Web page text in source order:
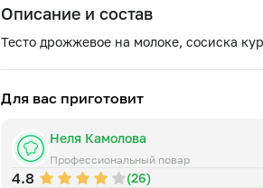
Описание и состав
Для вас приготовит
Неля Камолова
Профессиональный повар
4.8 (26)